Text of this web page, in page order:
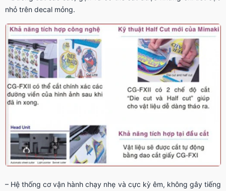
nhỏ trên decal mỏng.
– Hệ thống cơ vận hành chạy nhẹ và cực kỳ êm, không gây tiếng